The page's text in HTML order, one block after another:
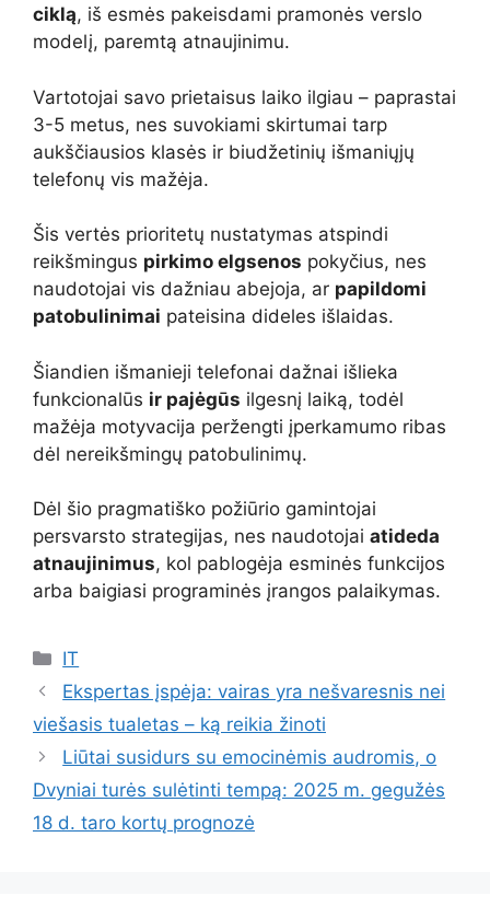
ciklą, iš esmės pakeisdami pramonės verslo
modelį, paremtą atnaujinimu.
Vartotojai savo prietaisus laiko ilgiau – paprastai
3-5 metus, nes suvokiami skirtumai tarp
aukščiausios klasės ir biudžetinių išmaniųjų
telefonų vis mažėja.
Šis vertės prioritetų nustatymas atspindi
reikšmingus pirkimo elgsenos pokyčius, nes
naudotojai vis dažniau abejoja, ar papildomi
patobulinimai pateisina dideles išlaidas.
Šiandien išmanieji telefonai dažnai išlieka
funkcionalūs ir pajėgūs ilgesnį laiką, todėl
mažėja motyvacija peržengti įperkamumo ribas
dėl nereikšmingų patobulinimų.
Dėl šio pragmatiško požiūrio gamintojai
persvarsto strategijas, nes naudotojai atideda
atnaujinimus, kol pablogėja esminės funkcijos
arba baigiasi programinės įrangos palaikymas.
Kategorijos
IT
Ekspertas įspėja: vairas yra nešvaresnis nei
viešasis tualetas – ką reikia žinoti
Liūtai susidurs su emocinėmis audromis, o
Dvyniai turės sulėtinti tempą: 2025 m. gegužės
18 d. taro kortų prognozė